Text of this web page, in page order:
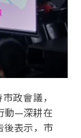
政會議，
動—深耕在
後表示，市